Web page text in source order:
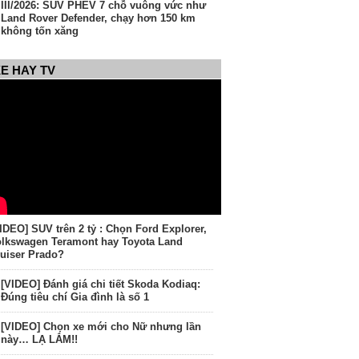
III/2026: SUV PHEV 7 chỗ vuông vức như
Land Rover Defender, chạy hơn 150 km
không tốn xăng
HAY TV
SUV trên 2 tỷ : Chọn Ford Explorer,
Teramont hay Toyota Land
Prado?
[VIDEO] Đánh giá chi tiết Skoda Kodiaq:
Đúng tiêu chí Gia đình là số 1
[VIDEO] Chọn xe mới cho Nữ nhưng lần
này… LẠ LẮM!!